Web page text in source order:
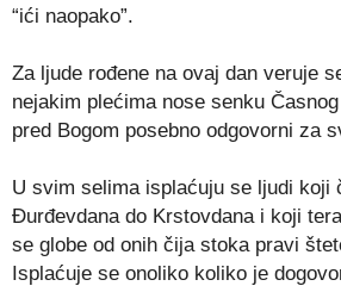
“ići naopako”.
Za ljude rođene na ovaj dan veruje
nejakim plećima nose senku
pred Bogom posebno odgovorni za
U svim selima isplaćuju se ljudi koji
Đurđevdana do Krstovdana i koji
se globe od onih čija stoka pravi
Isplaćuje se onoliko koliko je